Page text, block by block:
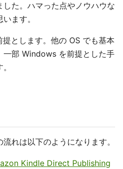
た。ハマった点やノウハウな
ます。
とします。他の OS でも基本
一部 Windows を前提とした手
れは以下のようになります。
Kindle Direct Publishing